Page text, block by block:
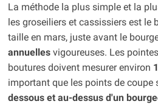
La méthode la plus simple et la
les groseiliers et cassissiers est le
taille en mars, juste avant le
annuellesvigoureuses. Les
boutures doivent mesurer environ
important que les points de coupe
dessous et au-dessus d'un